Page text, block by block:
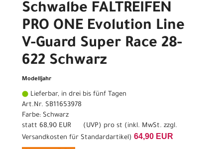
Schwalbe FALTREIFEN
PRO ONE Evolution Line
V-Guard Super Race 28-
622 Schwarz
Modelljahr
Lieferbar, in drei bis fünf Tagen
Art.Nr. SB11653978
Farbe: Schwarz
statt 68,90 EUR ( UVP) pro st (inkl. MwSt. zzgl.
Versandkosten für Standardartikel) 64,90 EUR